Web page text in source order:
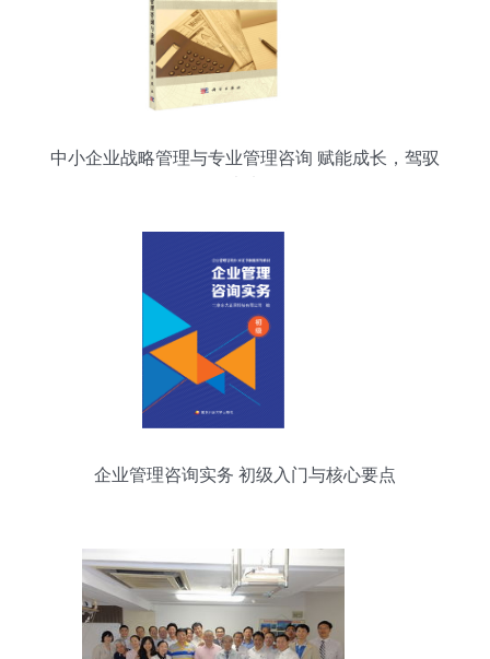
中小企业战略管理与专业管理咨询 赋能成长，驾驭
企业管理咨询实务 初级入门与核心要点